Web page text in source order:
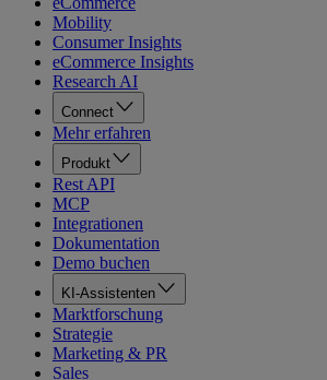
Mobility
Consumer Insights
eCommerce Insights
Research AI
Connect
Mehr erfahren
Produkt
Rest API
MCP
Integrationen
Dokumentation
Demo buchen
KI-Assistenten
Marktforschung
Strategie
Marketing & PR
Sales